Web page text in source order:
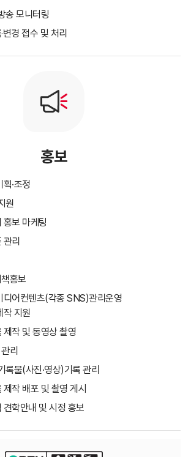
송 모니터링
경 접수 및 처리
홍보
·조정
원
홍보 마케팅
리
홍보
디어컨텐츠(각종 SNS)관리운영
작 지원
제작 및 동영상 촬영
리
록물(사진·영상)기록 관리
작 배포 및 촬영 게시
학안내 및 시정 홍보